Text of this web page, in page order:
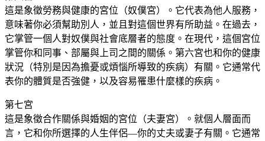
這是象徵勞務與健康的宮位（奴僕宮）。它代表為他人服務，
意味著你必須幫助別人，並且對這個世界有所助益。在過去，
它掌管一個人對奴僕與社會底層者的態度。在現代，這個宮位
掌管你和同事、部屬與上司之間的關係。第六宮也和你的健康
狀況（特別是因為擔憂或煩惱所導致的疾病）有關。它通常代
表你的體質是否強健，以及容易罹患什麼樣的疾病。
第七宮
這是象徵合作關係與婚姻的宮位（夫妻宮）。就個人層面而
言，它和你所選擇的人生伴侶—你的丈夫或妻子有關。它通常